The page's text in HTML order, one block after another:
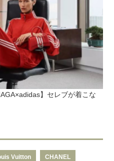
】セレブが着こな
Vuitton CHANEL